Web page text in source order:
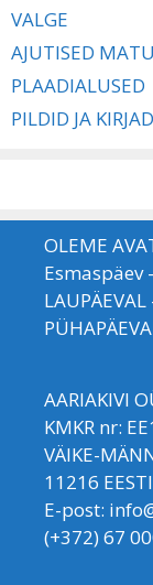
VALGE
AJUTISED
PLAADIALUSED
PILDID JA KIRJAD
OLEME
Esmaspäev
AARIAKIVI
KMKR nr:
VÄIKE-
11216
E-post:
(+372) 67